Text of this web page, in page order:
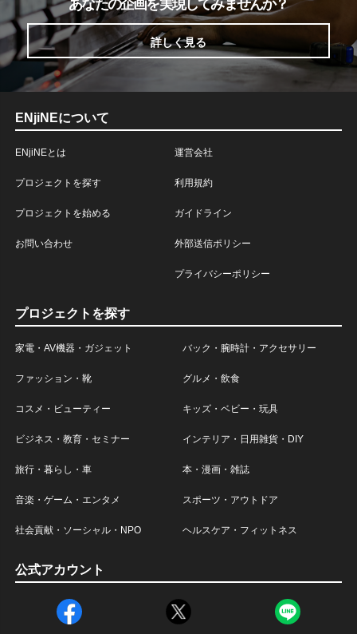
あなたの企画を実現してみませんか？
詳しく見る
ENjiNEについて
ENjiNEとは
プロジェクトを探す
プロジェクトを始める
お問い合わせ
運営会社
利用規約
ガイドライン
外部送信ポリシー
プライバシーポリシー
プロジェクトを探す
家電・AV機器・ガジェット バック・腕時計・アクセサリー
ファッション・靴 グルメ・飲食
コスメ・ビューティー キッズ・ベビー・玩具
ビジネス・教育・セミナー インテリア・日用雑貨・DIY
旅行・暮らし・車 本・漫画・雑誌
音楽・ゲーム・エンタメ スポーツ・アウトドア
社会貢献・ソーシャル・NPO ヘルスケア・フィットネス
公式アカウント